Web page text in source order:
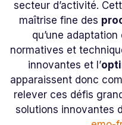
secteur d’activité.
maîtrise fine des
qu’une
normatives et
innovantes et l’
apparaissent donc
relever ces défis
solutions innovantes